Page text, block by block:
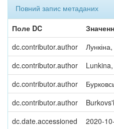
Повний запис метаданих
Поле DC
dc.contributor.author
dc.contributor.author
dc.contributor.author
dc.contributor.author
dc.date.accessioned
2020-